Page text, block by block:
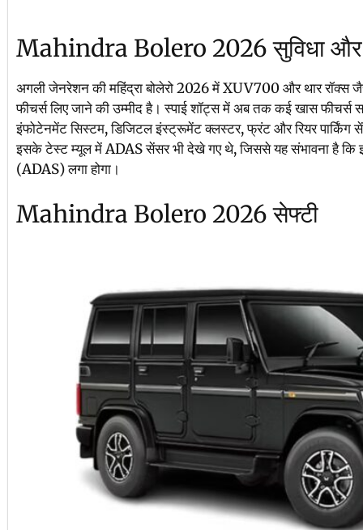
Mahindra Bolero 2026 सुविधा और
अगली जेनरेशन की महिंद्रा बोलेरो 2026 में XUV700 और थार
फीचर्स लिए जाने की उम्मीद है। स्पाई शॉट्स में अब तक कई खास
इंफोटेनमेंट सिस्टम, डिजिटल इंस्ट्रूमेंट क्लस्टर, फ्रंट और रियर
इसके टेस्ट म्यूल में ADAS सेंसर भी देखे गए थे, जिससे यह संभावना है कि
(ADAS) लगा होगा।
Mahindra Bolero 2026 सेफ्टी